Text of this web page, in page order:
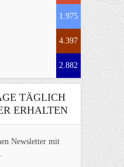
1.975
4.397
2.882
TÄGLICH
ERHALTEN
Newsletter mit